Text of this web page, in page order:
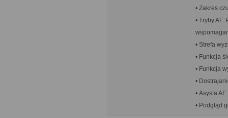
• Zakres
• Tryby AF:
• Strefa
• Funkcja
• Funkcja
•
• Asysta
• Podgląd